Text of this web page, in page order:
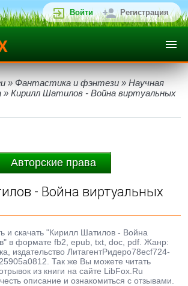
Войти Регистрация
» Фантастика и фэнтези » Научная
» Кирилл Шатилов - Война виртуальных
Авторские права
- Война виртуальных
и скачать "Кирилл Шатилов - Война
в формате fb2, epub, txt, doc, pdf. Жанр:
издательство ЛитагентРидеро78ecf724-
Так же Вы можете читать
из книги на сайте LibFox.Ru
описание и ознакомиться с отзывами.